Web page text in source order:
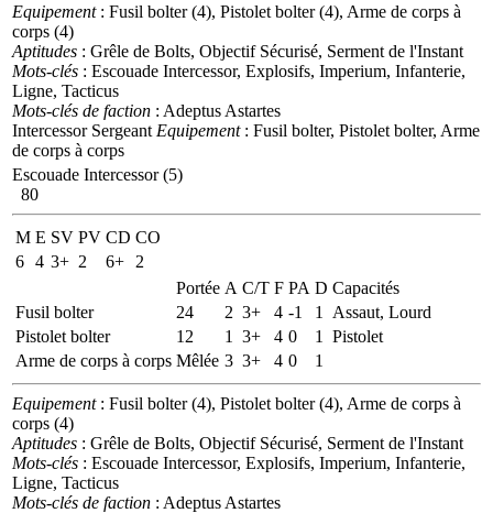
Equipement: Fusil bolter (4), Pistolet bolter (4), Arme de corps à
corps (4)
Aptitudes : Grêle de Bolts, Objectif Sécurisé, Serment de l'Instant
Mots-clés : Escouade Intercessor, Explosifs, Imperium, Infanterie,
Ligne, Tacticus
Mots-clés de faction : Adeptus Astartes
Intercessor Sergeant Equipement: Fusil bolter, Pistolet bolter, Arme
de corps à corps
Escouade Intercessor (5)
80
M E SV PV CD CO
6 4 3+ 2 6+
2
Portée A C/T F PA D Capacités
Fusil bolter
24 2 3+ 4 -1 1
Assaut, Lourd
Pistolet bolter
12 1 3+ 4 0 1
Pistolet
Arme de corps à corps Mêlée 3 3+ 4 0 1
Equipement: Fusil bolter (4), Pistolet bolter (4), Arme de corps à
corps (4)
Aptitudes : Grêle de Bolts, Objectif Sécurisé, Serment de l'Instant
Mots-clés : Escouade Intercessor, Explosifs, Imperium, Infanterie,
Ligne, Tacticus
Mots-clés de faction : Adeptus Astartes